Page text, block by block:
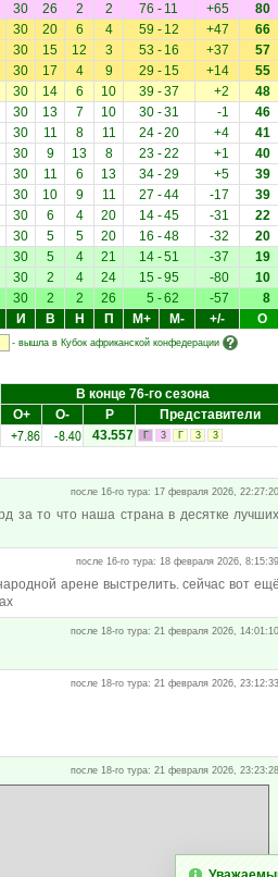
30 26 2 2 76 - 11 +65
80
30 20 6 4 59 - 12 +47
66
30 15 12 3 53 - 16 +37
57
30 17 4 9 29 - 15 +14
55
30 14 6 10 39 -37 +2
48
30 13 7 10 30 -31 -1
46
30 11 8 11 24 -20 +4
41
30 9 13 8 23 -22 +1
40
30 11 6 13 34 -29 +5
39
30 10 9 11 27 -44 -17
39
30 6 4 20 14 -45 -31
22
30 5 5 20 16 -48 -32
20
30 5 4 21 14 -51 -37
19
30 2 4 24 15 -95 -80
10
30 2 2 26 5 -62 -57
8
И В Н П М+ М- +/- О
- вышла в Кубок африканской конфедерации
В конце 76-го сезона
О+ О- Р Представители
+7.86 -8.40 43.557 Г 3 Г 3 3
после 16-го тура: 17 февраля 2026, 22:27:20
за то что наша страна в десятке лучших
после 16-го тура: 18 февраля 2026, 8:15:39
арене выстрелить. сейчас вот ещё
после 18-го тура: 21 февраля 2026, 14:01:10
после 18-го тура: 21 февраля 2026, 23:12:33
после 18-го тура: 21 февраля 2026, 23:23:28